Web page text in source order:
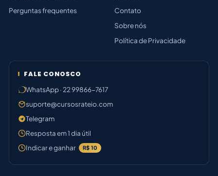
Perguntas frequentes
Contato
Sobre nós
Política de Privacidade
FALE CONOSCO
WhatsApp · 22 99866-7617
suporte@cursosrateio.com
Telegram
Resposta em 1 dia útil
Indicar e ganhar
R$ 10